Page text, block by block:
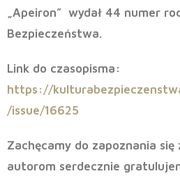
„Apeiron” wydał 44 numer
Bezpieczeństwa.
Link do czasopisma:
https://
/issue/16625
Zachęcamy do zapoznania się
autorom serdecznie